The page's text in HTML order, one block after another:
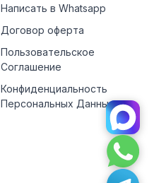
Написать в Whatsapp
Договор оферта
Пользовательское
Соглашение
Конфиденциальность
Персональных Данных